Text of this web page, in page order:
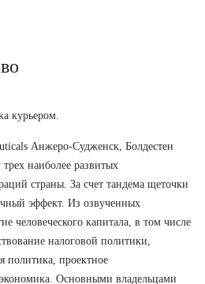
курьером.
Анжеро-Судженск, Болдестен
наиболее развитых
страны. За счет тандема щеточки
эффект. Из озвученных
человеческого капитала, в том числе
налоговой политики,
политика, проектное
Основными владельцами